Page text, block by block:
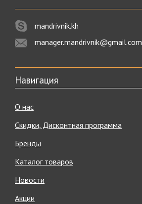
mandrivnik.kh
manager.mandrivnik@gmail.com
Навигация
О нас
Скидки, Дисконтная программа
Бренды
Каталог товаров
Новости
Акции